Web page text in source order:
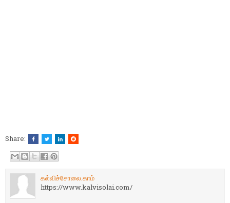
Share:
கல்விச்சோலை.காம்
https://www.kalvisolai.com/